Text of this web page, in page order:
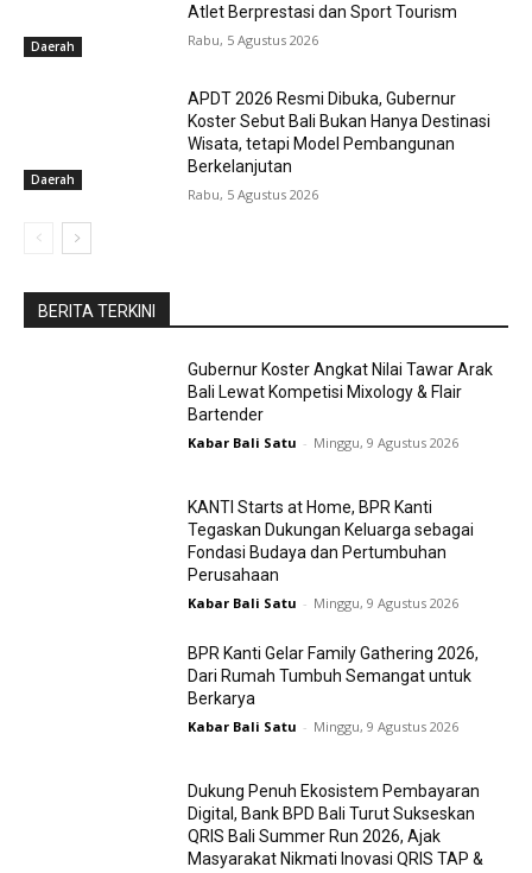
Daerah
Atlet Berprestasi dan Sport Tourism
Rabu, 5 Agustus 2026
Daerah
APDT 2026 Resmi Dibuka, Gubernur
Koster Sebut Bali Bukan Hanya Destinasi
Wisata, tetapi Model Pembangunan
Berkelanjutan
Rabu, 5 Agustus 2026
BERITA TERKINI
Gubernur Koster Angkat Nilai Tawar Arak
Bali Lewat Kompetisi Mixology & Flair
Bartender
Kabar Bali Satu - Minggu, 9 Agustus 2026
KANTI Starts at Home, BPR Kanti
Tegaskan Dukungan Keluarga sebagai
Fondasi Budaya dan Pertumbuhan
Perusahaan
Kabar Bali Satu - Minggu, 9 Agustus 2026
BPR Kanti Gelar Family Gathering 2026,
Dari Rumah Tumbuh Semangat untuk
Berkarya
Kabar Bali Satu - Minggu, 9 Agustus 2026
Dukung Penuh Ekosistem Pembayaran
Digital, Bank BPD Bali Turut Sukseskan
QRIS Bali Summer Run 2026, Ajak
Masyarakat Nikmati Inovasi QRIS TAP &